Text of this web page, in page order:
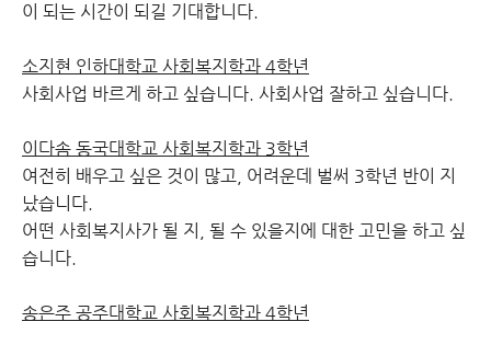
이 되는 시간이 되길 기대합니다.
소지현 인하대학교 사회복지학과 4학년
사회사업 바르게 하고 싶습니다. 사회사업 잘하고 싶습니다.
이다솜 동국대학교 사회복지학과 3학년
여전히 배우고 싶은 것이 많고, 어려운데 벌써 3학년 반이 지
났습니다.
어떤 사회복지사가 될 지, 될 수 있을지에 대한 고민을 하고 싶
습니다.
송은주 공주대학교 사회복지학과 4학년